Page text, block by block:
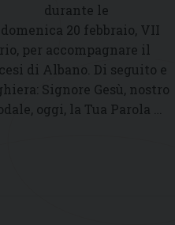
durante le
20 febbraio, VII
per accompagnare il
di Albano. Di seguito e
Signore Gesù, nostro
oggi, la Tua Parola …